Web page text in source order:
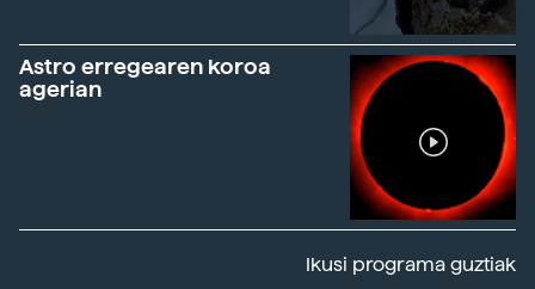
Astro erregearen koroa
agerian
Ikusi programa guztiak